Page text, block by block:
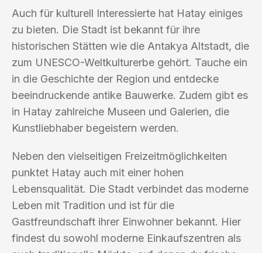
Auch für kulturell Interessierte hat Hatay einiges
zu bieten. Die Stadt ist bekannt für ihre
historischen Stätten wie die Antakya Altstadt, die
zum UNESCO-Weltkulturerbe gehört. Tauche ein
in die Geschichte der Region und entdecke
beeindruckende antike Bauwerke. Zudem gibt es
in Hatay zahlreiche Museen und Galerien, die
Kunstliebhaber begeistern werden.
Neben den vielseitigen Freizeitmöglichkeiten
punktet Hatay auch mit einer hohen
Lebensqualität. Die Stadt verbindet das moderne
Leben mit Tradition und ist für die
Gastfreundschaft ihrer Einwohner bekannt. Hier
findest du sowohl moderne Einkaufszentren als